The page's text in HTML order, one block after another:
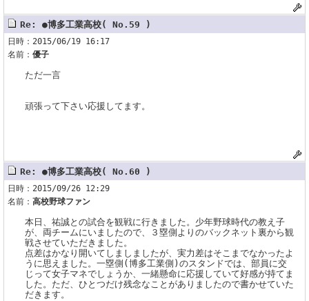
Re: ●博多工業高校( No.59 )
日時：2015/06/19 16:17
名前： 優子
ただ一言
頑張って下さい応援してます。
Re: ●博多工業高校( No.60 )
日時：2015/09/26 12:29
名前： 高校野球ファン
本日、祐誠との試合を観戦に行きました。少年野球時代の教え子
が、両チームにいましたので、３塁側よりのバックネット裏から観
戦させていただきました。
点差はかなり開いてしましましたが、実力差はそこまでなかったよ
うに思えました。一塁側(博多工業側)のスタンドでは、部員に交
じって女子マネでしょうか、一緒懸命に応援していて好感が持てま
した。ただ、ひとつだけ残念なことがありましたので書かせていた
だきます。